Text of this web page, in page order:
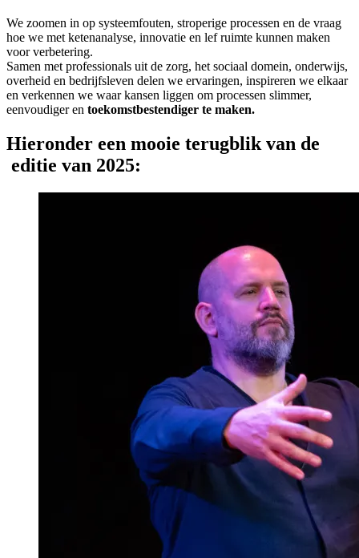
We zoomen in op systeemfouten, stroperige processen en de vraag
hoe we met ketenanalyse, innovatie en lef ruimte kunnen maken
voor verbetering.
Samen met professionals uit de zorg, het sociaal domein, onderwijs,
overheid en bedrijfsleven delen we ervaringen, inspireren we elkaar
en verkennen we waar kansen liggen om processen slimmer,
eenvoudiger en toekomstbestendiger te maken.
Hieronder een mooie terugblik van de
editie van 2025: